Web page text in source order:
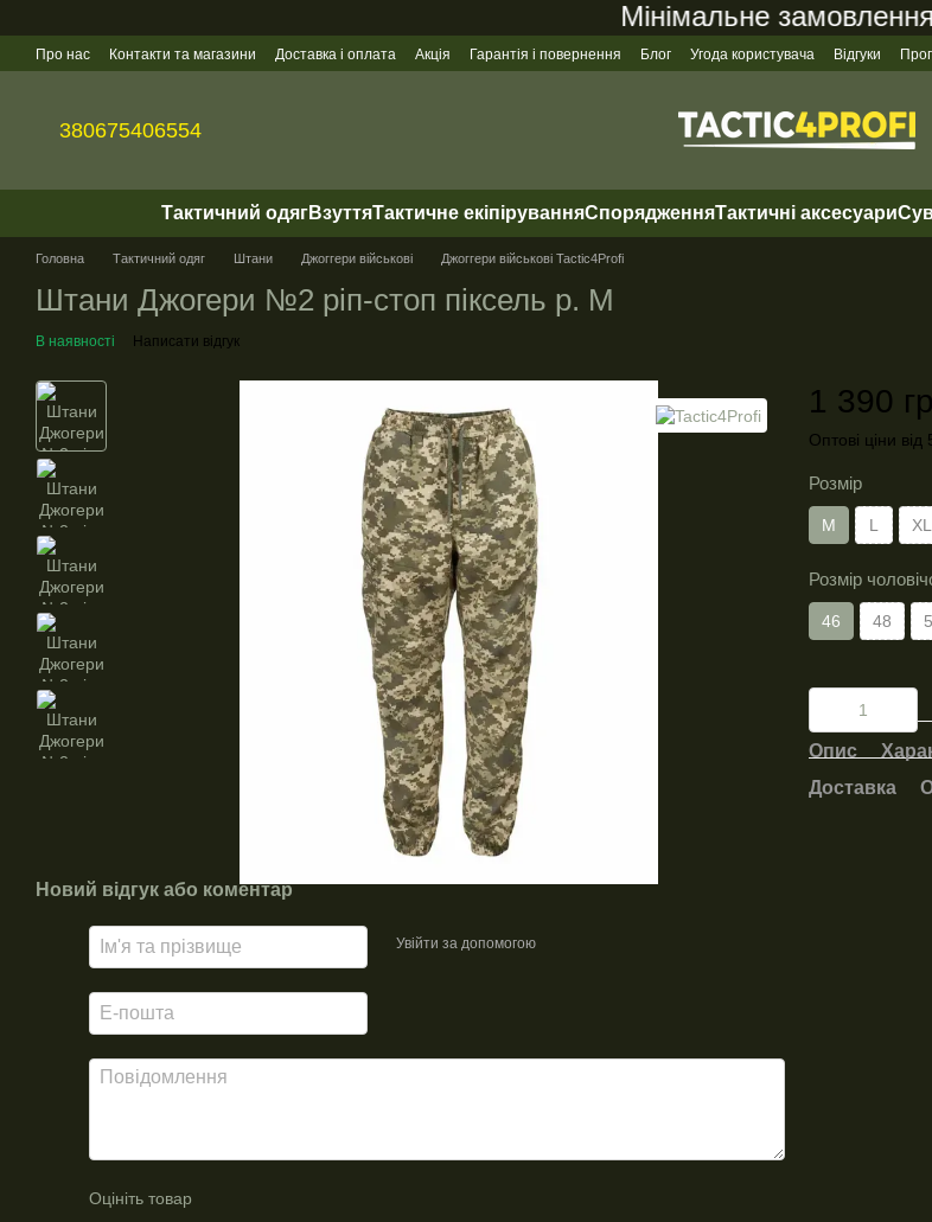
Мінімальне замовлення
Про нас Контакти та магазини Доставка і оплата Акція Гарантія і повернення Блог Угода користувача Відгуки
380675406554
Тактичний одягВзуттяТактичне екіпіруванняСпорядженняТактичні аксесуари
Головна Тактичний одяг Штани Джоггери військові Джоггери військові Tactic4Profi
Штани Джогери №2 ріп-стоп піксель р. M
В наявності Написати відгук
Новий відгук або коментар
Увійти за допомогою
Оцініть товар
1 390
Оптові ціни
Розмір
M L XL
Розмір
46 48
Опис
Доставка